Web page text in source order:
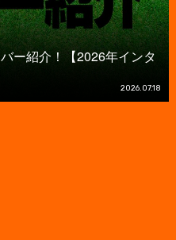
ー紹介！【2026年インタ
2026.07.18